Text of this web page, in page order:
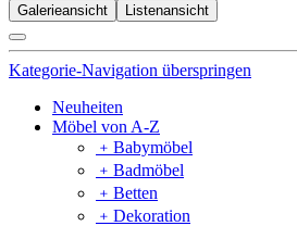
Galerieansicht Listenansicht
Kategorie-Navigation überspringen
Neuheiten
Möbel von A-Z
﹢ Babymöbel
﹢ Badmöbel
﹢ Betten
﹢ Dekoration